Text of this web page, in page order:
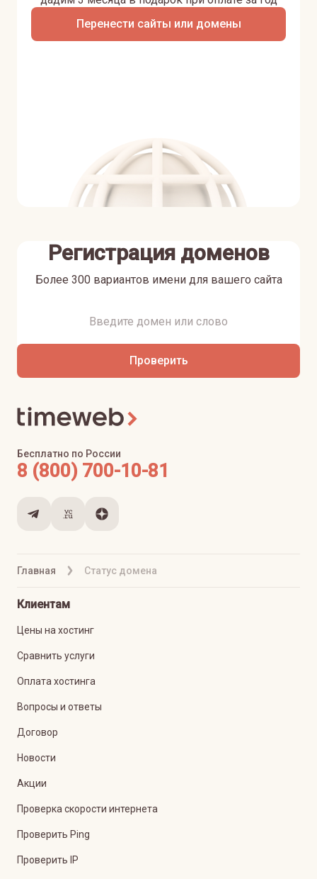
Перенести сайты или домены
Регистрация доменов
Более 300 вариантов имени для вашего сайта
Проверить
Главная Статус домена
Бесплатно по России
8 (800) 700-10-81
Клиентам
Цены на хостинг
Сравнить услуги
Оплата хостинга
Вопросы и ответы
Договор
Новости
Акции
Проверка скорости интернета
Проверить Ping
Проверить IP